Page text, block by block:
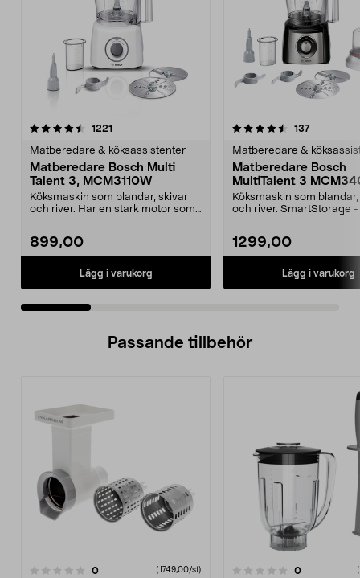
1221
Matberedare & köksassistenter
Matberedare Bosch Multi
Talent 3, MCM3110W
Köksmaskin som blandar, skivar
och river. Har en stark motor som
899,00
Lägg i varukorg
4.5 av 5 stjärnor 137
Matberedare &
Matberedare Bosch
MultiTalent 3
Köksmaskin som
och river. SmartStorage
1299,00
Lägg i varukorg
3.0 av 5 stjärnor
Passande tillbehör
0recensioner (1749,00/st)
0.0 av 5 stjärnor 0recensioner
5.0av 5 stjärnor